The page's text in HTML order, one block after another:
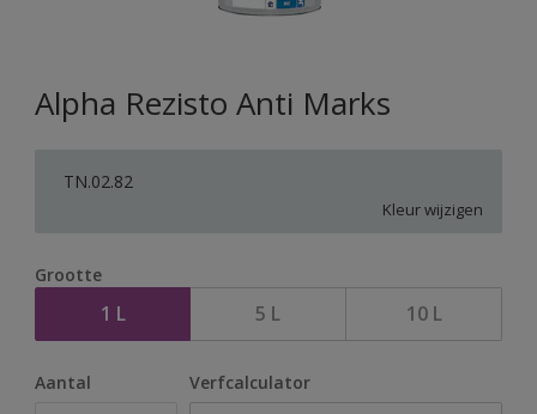
Alpha Rezisto Anti Marks
TN.02.82
Kleur wijzigen
Grootte
1 L 5 L 10 L
Aantal Verfcalculator